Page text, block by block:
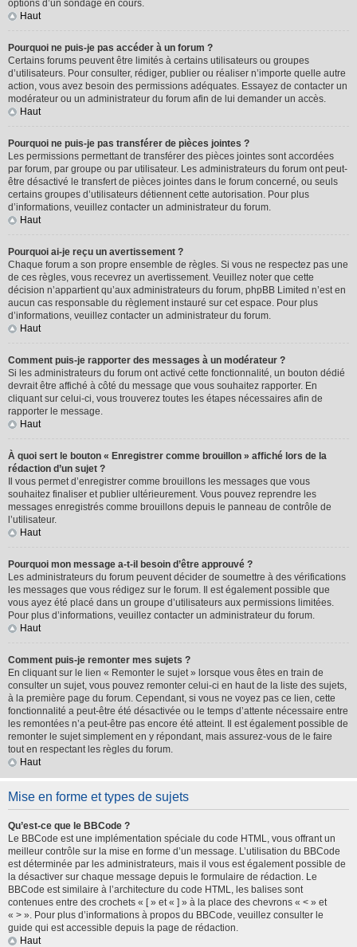
options d’un sondage en cours.
Haut
Pourquoi ne puis-je pas accéder à un forum ?
Certains forums peuvent être limités à certains utilisateurs ou groupes
d’utilisateurs. Pour consulter, rédiger, publier ou réaliser n’importe quelle autre
action, vous avez besoin des permissions adéquates. Essayez de contacter un
modérateur ou un administrateur du forum afin de lui demander un accès.
Haut
Pourquoi ne puis-je pas transférer de pièces jointes ?
Les permissions permettant de transférer des pièces jointes sont accordées
par forum, par groupe ou par utilisateur. Les administrateurs du forum ont peut-
être désactivé le transfert de pièces jointes dans le forum concerné, ou seuls
certains groupes d’utilisateurs détiennent cette autorisation. Pour plus
d’informations, veuillez contacter un administrateur du forum.
Haut
Pourquoi ai-je reçu un avertissement ?
Chaque forum a son propre ensemble de règles. Si vous ne respectez pas une
de ces règles, vous recevrez un avertissement. Veuillez noter que cette
décision n’appartient qu’aux administrateurs du forum, phpBB Limited n’est en
aucun cas responsable du règlement instauré sur cet espace. Pour plus
d’informations, veuillez contacter un administrateur du forum.
Haut
Comment puis-je rapporter des messages à un modérateur ?
Si les administrateurs du forum ont activé cette fonctionnalité, un bouton dédié
devrait être affiché à côté du message que vous souhaitez rapporter. En
cliquant sur celui-ci, vous trouverez toutes les étapes nécessaires afin de
rapporter le message.
Haut
À quoi sert le bouton « Enregistrer comme brouillon » affiché lors de la
rédaction d’un sujet ?
Il vous permet d’enregistrer comme brouillons les messages que vous
souhaitez finaliser et publier ultérieurement. Vous pouvez reprendre les
messages enregistrés comme brouillons depuis le panneau de contrôle de
l’utilisateur.
Haut
Pourquoi mon message a-t-il besoin d’être approuvé ?
Les administrateurs du forum peuvent décider de soumettre à des vérifications
les messages que vous rédigez sur le forum. Il est également possible que
vous ayez été placé dans un groupe d’utilisateurs aux permissions limitées.
Pour plus d’informations, veuillez contacter un administrateur du forum.
Haut
Comment puis-je remonter mes sujets ?
En cliquant sur le lien « Remonter le sujet » lorsque vous êtes en train de
consulter un sujet, vous pouvez remonter celui-ci en haut de la liste des sujets,
à la première page du forum. Cependant, si vous ne voyez pas ce lien, cette
fonctionnalité a peut-être été désactivée ou le temps d’attente nécessaire entre
les remontées n’a peut-être pas encore été atteint. Il est également possible de
remonter le sujet simplement en y répondant, mais assurez-vous de le faire
tout en respectant les règles du forum.
Haut
Mise en forme et types de sujets
Qu’est-ce que le BBCode ?
Le BBCode est une implémentation spéciale du code HTML, vous offrant un
meilleur contrôle sur la mise en forme d’un message. L’utilisation du BBCode
est déterminée par les administrateurs, mais il vous est également possible de
la désactiver sur chaque message depuis le formulaire de rédaction. Le
BBCode est similaire à l’architecture du code HTML, les balises sont
contenues entre des crochets « [ » et « ] » à la place des chevrons « < » et
« > ». Pour plus d’informations à propos du BBCode, veuillez consulter le
guide qui est accessible depuis la page de rédaction.
Haut